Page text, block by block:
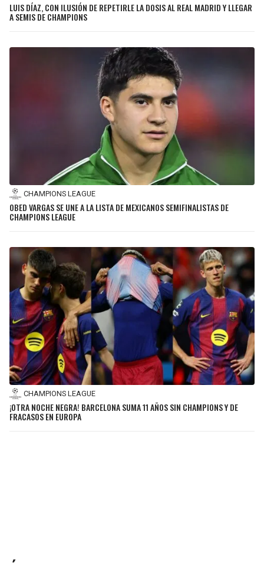
LUIS DÍAZ, CON ILUSIÓN DE REPETIRLE LA DOSIS AL REAL MADRID Y LLEGAR
A SEMIS DE CHAMPIONS
CHAMPIONS LEAGUE
OBED VARGAS SE UNE A LA LISTA DE MEXICANOS SEMIFINALISTAS DE
CHAMPIONS LEAGUE
CHAMPIONS LEAGUE
¡OTRA NOCHE NEGRA! BARCELONA SUMA 11 AÑOS SIN CHAMPIONS Y DE
FRACASOS EN EUROPA